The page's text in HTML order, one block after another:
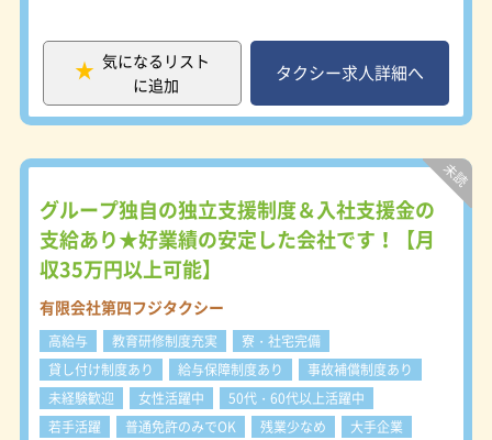
もUP！自身の努力次第で月収35万円
以上も実現可能です！非常に安定した
労働環境と言えるでしょう。 ◆頑張
り・意欲はしっかり評価 今までの業
を迎えることでしたが、フジタクシー
グループでは会社経営に携わる役職者
への昇進チャンスがあるのです。なん
と入社1年で課長になった方も！ 将来
性があって安定した就業のため、意欲
をもって生き生きと仕事をしていただ
ーがあります。 現在女性乗務員も活
躍中！更衣室・ロッカーはきちんと男
女別となっています。 女性乗務員に
限らず、それぞれのライフスタイルに
合った働き方を選択出来るので、無理
なく、効率よく勤務出来ますよ。
気になるリスト
に追加
タクシー求人詳細へ
グループ独自の独立支援制度＆入社支援金の
支給あり★好業績の安定した会社です！【月
収35万円以上可能】
有限会社第四フジタクシー
高給与 教育研修制度充実
寮・社宅完備
貸し付け制度あり
給与保障制度あり
事故補償制度あり
未経験歓迎
女性活躍中
50代・60代以上活躍中
若手活躍
普通免許のみでOK 残業少なめ
大手企業